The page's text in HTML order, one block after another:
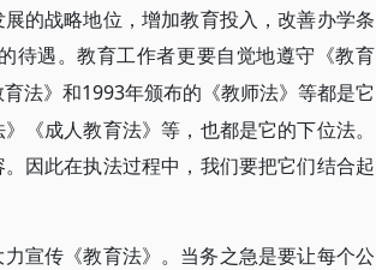
的战略地位，增加教育投入，改善办学条
待遇。教育工作者更要自觉地遵守《教育
法》和1993年颁布的《教师法》等都是它
《成人教育法》等，也都是它的下位法。
因此在执法过程中，我们要把它们结合起
宣传《教育法》。当务之急是要让每个公